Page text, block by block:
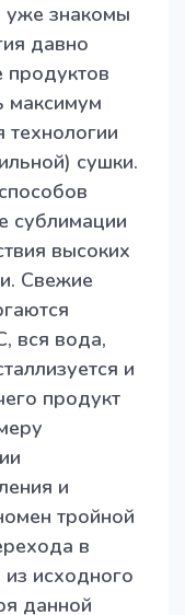
уже знакомы
давно
продуктов
максимум
технологии
сушки.
сублимации
высоких
Свежие
вся вода,
и
продукт
и
тройной
в
исходного
данной